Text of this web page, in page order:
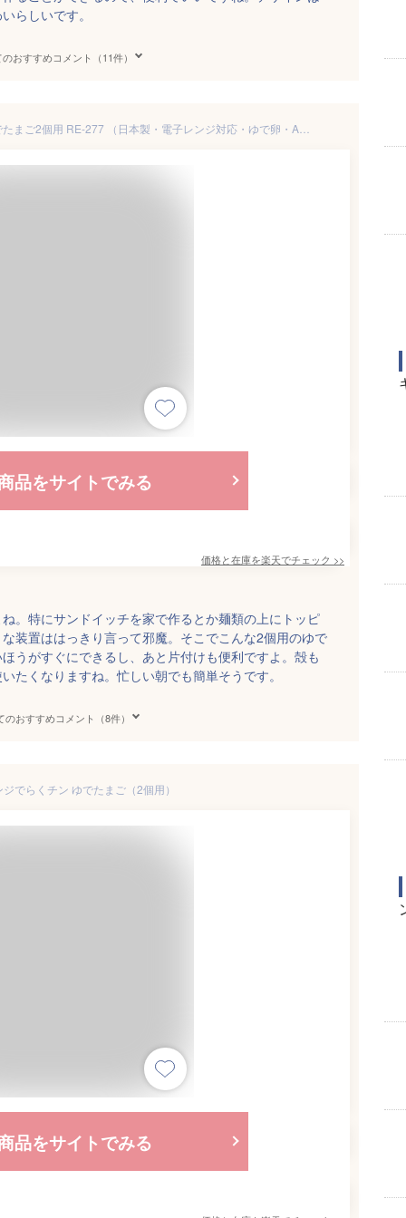
らしいです。
おすすめコメント（11件）
品をサイトでみる
価格と在庫を楽天でチェック >>
。特にサンドイッチを家で作るとか麺類の上にトッピ
装置ははっきり言って邪魔。そこでこんな2個用のゆで
うがすぐにできるし、あと片付けも便利ですよ。殻も
たくなりますね。忙しい朝でも簡単そうです。
のおすすめコメント（8件）
ジでらくチン ゆでたまご（2個用）
品をサイトでみる